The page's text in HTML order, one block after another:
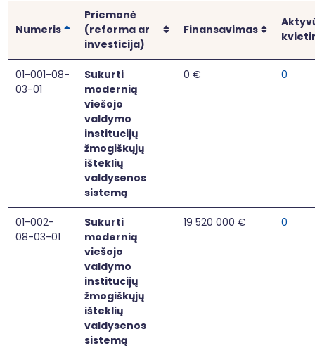
Numeris Rikiuoti
Priemonė
(reforma ar
investicija)
Rikiuoti
Finansavimas Rikiuoti
01-001-08-
03-01
Sukurti
modernią
viešojo
valdymo
institucijų
žmogiškųjų
išteklių
valdysenos
sistemą
0 € 0
01-002-
08-03-01
Sukurti
modernią
viešojo
valdymo
institucijų
žmogiškųjų
išteklių
valdysenos
sistemą
19 520 000 € 0